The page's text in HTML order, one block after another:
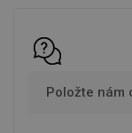
Položte nám